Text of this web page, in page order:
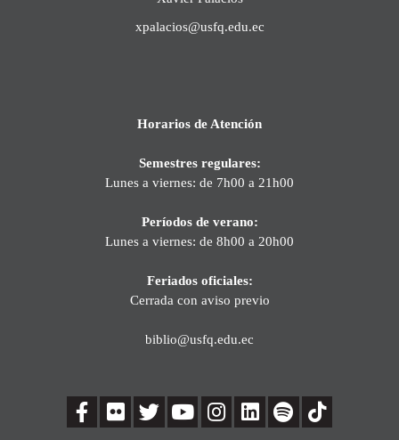
xpalacios@usfq.edu.ec
Horarios de Atención
Semestres regulares:
Lunes a viernes: de 7h00 a 21h00
Períodos de verano:
Lunes a viernes: de 8h00 a 20h00
Feriados oficiales:
Cerrada con aviso previo
biblio@usfq.edu.ec